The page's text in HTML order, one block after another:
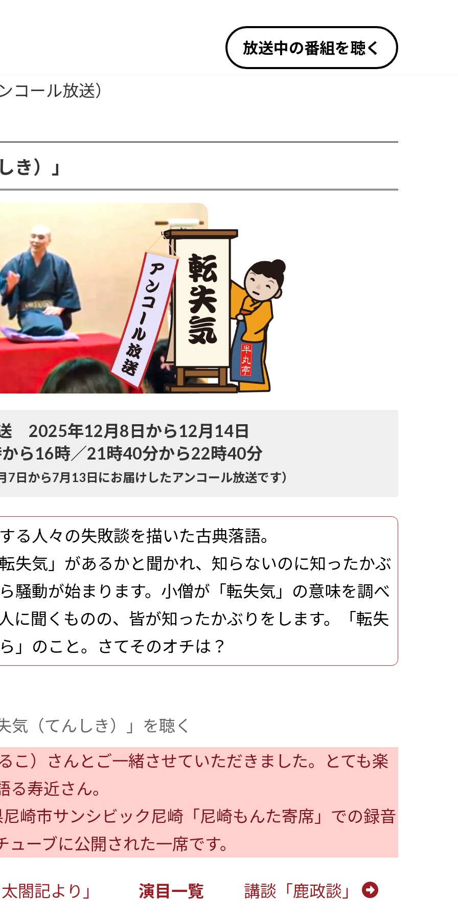
放送中の番組を聴く
コール放送）
き）」
2025年12月8日から12月14日
ら16時／21時40分から22時40分
7日から7月13日にお届けしたアンコール放送です）
る人々の失敗談を描いた古典落語。
失気」があるかと聞かれ、知らないのに知ったかぶ
騒動が始まります。小僧が「転失気」の意味を調べ
に聞くものの、皆が知ったかぶりをします。「転失
」のこと。さてそのオチは？
気（てんしき）」を聴く
こ）さんとご一緒させていただきました。とても楽
寿近さん。
崎市サンシビック尼崎「尼崎もんた寄席」での録音
ーブに公開された一席です。
閤記より」 演目一覧 講談「鹿政談」